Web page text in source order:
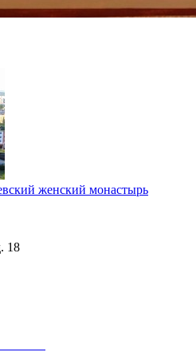
женский монастырь
18